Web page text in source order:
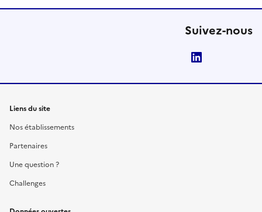
Suivez-nous
Liens du site
Nos établissements
Partenaires
Une question ?
Challenges